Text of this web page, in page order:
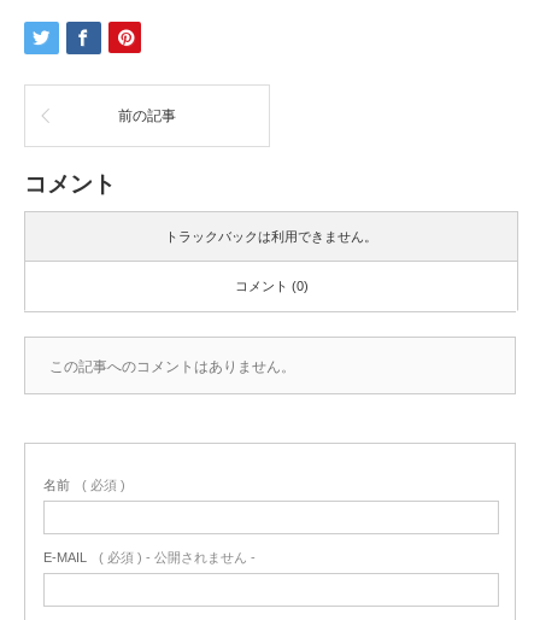
前の記事
コメント
トラックバックは利用できません。
コメント (0)
この記事へのコメントはありません。
名前 ( 必須 )
E-MAIL ( 必須 ) - 公開されません -